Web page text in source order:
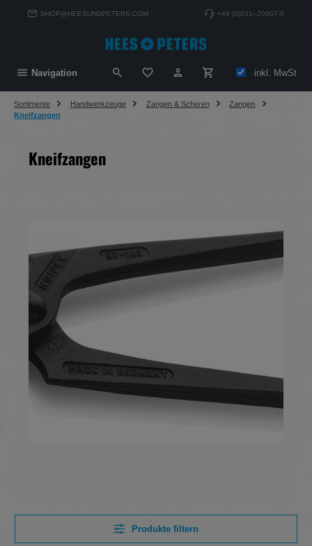
springenSHOP@HEESUNDPETERS.COM +49 (0)651–20907-0
Navigation Du hast 0 Produkte auf deminkl. MwSt
Sortimente Handwerkzeuge Zangen & Scheren
Zangen
Kneifzangen
Kneifzangen
Produkte filtern